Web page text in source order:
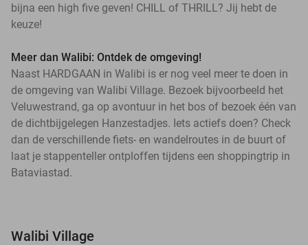
bijna een high five geven! CHILL of THRILL? Jij hebt de
keuze!
Meer dan Walibi: Ontdek de omgeving!
Naast HARDGAAN in Walibi is er nog veel meer te doen in
de omgeving van Walibi Village. Bezoek bijvoorbeeld het
Veluwestrand, ga op avontuur in het bos of bezoek één van
de dichtbijgelegen Hanzestadjes. Iets actiefs doen? Check
dan de verschillende fiets- en wandelroutes in de buurt of
laat je stappenteller ontploffen tijdens een shoppingtrip in
Bataviastad.
Walibi Village